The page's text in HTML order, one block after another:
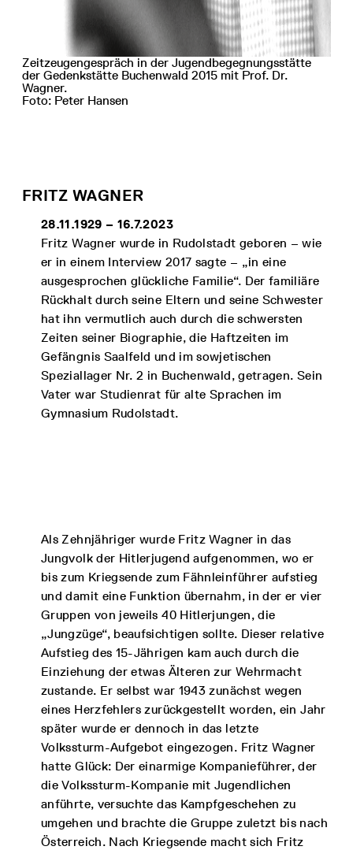
Zeitzeugengespräch in der Jugendbegegnungsstätte
der Gedenkstätte Buchenwald 2015 mit Prof. Dr.
Wagner.
Foto: Peter Hansen
FRITZ WAGNER
28.11.1929 – 16.7.2023
Fritz Wagner wurde in Rudolstadt geboren – wie
er in einem Interview 2017 sagte – „in eine
ausgesprochen glückliche Familie“. Der familiäre
Rückhalt durch seine Eltern und seine Schwester
hat ihn vermutlich auch durch die schwersten
Zeiten seiner Biographie, die Haftzeiten im
Gefängnis Saalfeld und im sowjetischen
Speziallager Nr. 2 in Buchenwald, getragen. Sein
Vater war Studienrat für alte Sprachen im
Gymnasium Rudolstadt.
Als Zehnjähriger wurde Fritz Wagner in das
Jungvolk der Hitlerjugend aufgenommen, wo er
bis zum Kriegsende zum Fähnleinführer aufstieg
und damit eine Funktion übernahm, in der er vier
Gruppen von jeweils 40 Hitlerjungen, die
„Jungzüge“, beaufsichtigen sollte. Dieser relative
Aufstieg des 15-Jährigen kam auch durch die
Einziehung der etwas Älteren zur Wehrmacht
zustande. Er selbst war 1943 zunächst wegen
eines Herzfehlers zurückgestellt worden, ein Jahr
später wurde er dennoch in das letzte
Volkssturm-Aufgebot eingezogen. Fritz Wagner
hatte Glück: Der einarmige Kompanieführer, der
die Volkssturm-Kompanie mit Jugendlichen
anführte, versuchte das Kampfgeschehen zu
umgehen und brachte die Gruppe zuletzt bis nach
Österreich. Nach Kriegsende macht sich Fritz